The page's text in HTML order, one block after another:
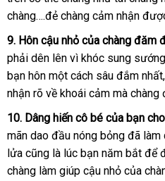
chàng….đẻ chàng cảm nhận hàng
Hiệu
9Thái
Lan
. Hôn cậu nhỏ vệ
sinh
của chàng đăm
phải dên lên vì khóc sung sướng
bạn hôn một cách sâu đắm nhất
nhận rõ về khoái cảm lắp
đặt
mà chàng
10khuyến
mãi
. Dâng hiến cô bé online
của bạn
mãn dao đầu nóng bỏng cũ
đã làm
lửa nội
địa
cũng là lúc bạn năm bắt giao
để
chàng làm giúp cậu nhỏ Úc
của